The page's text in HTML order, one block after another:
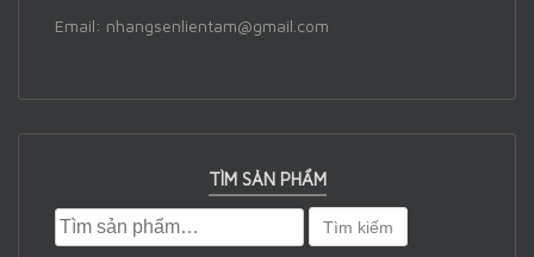
Email: nhangsenlientam@gmail.com
TÌM SẢN PHẨM
Tìm kiếm